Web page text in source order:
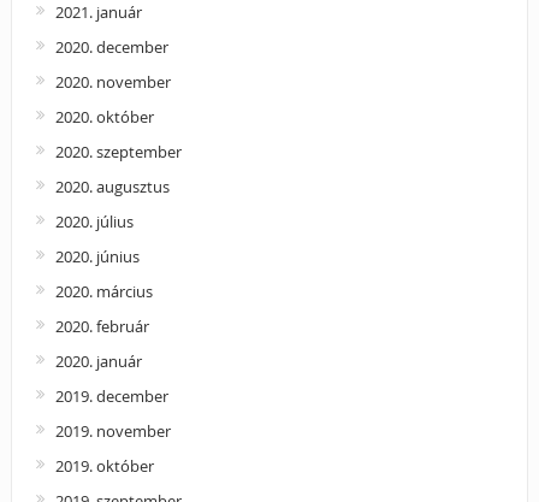
2021. január
2020. december
2020. november
2020. október
2020. szeptember
2020. augusztus
2020. július
2020. június
2020. március
2020. február
2020. január
2019. december
2019. november
2019. október